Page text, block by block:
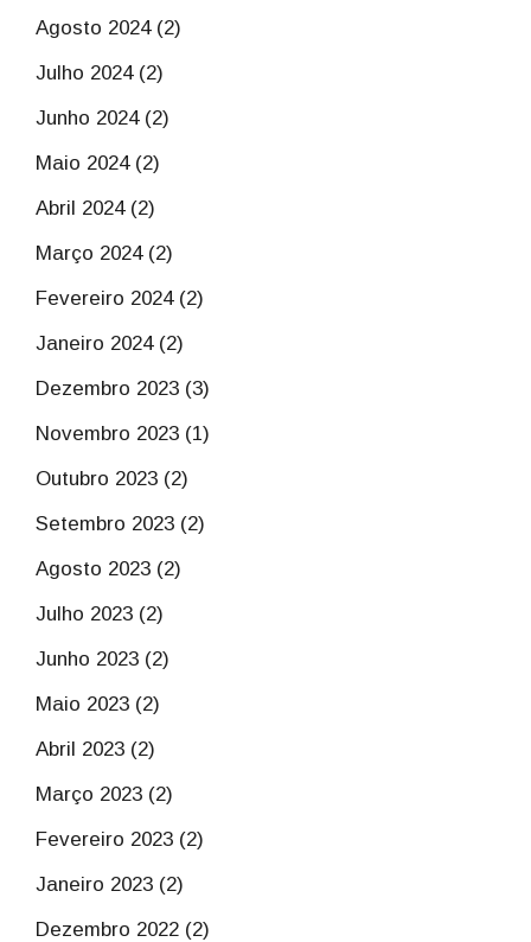
Agosto 2024 (2)
Julho 2024 (2)
Junho 2024 (2)
Maio 2024 (2)
Abril 2024 (2)
Março 2024 (2)
Fevereiro 2024 (2)
Janeiro 2024 (2)
Dezembro 2023 (3)
Novembro 2023 (1)
Outubro 2023 (2)
Setembro 2023 (2)
Agosto 2023 (2)
Julho 2023 (2)
Junho 2023 (2)
Maio 2023 (2)
Abril 2023 (2)
Março 2023 (2)
Fevereiro 2023 (2)
Janeiro 2023 (2)
Dezembro 2022 (2)